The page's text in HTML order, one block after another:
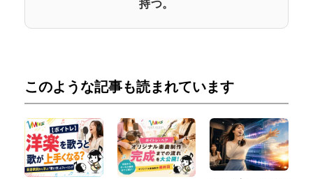
持つ。
このような記事も読まれています